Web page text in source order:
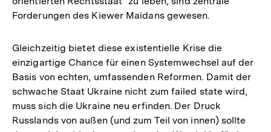
Forderungen des Kiewer Maidans gewesen.
Gleichzeitig bietet diese existentielle Krise die
einzigartige Chance für einen Systemwechsel auf der
Basis von echten, umfassenden Reformen. Damit der
schwache Staat Ukraine nicht zum failed state wird,
muss sich die Ukraine neu erfinden. Der Druck
Russlands von außen (und zum Teil von innen) sollte